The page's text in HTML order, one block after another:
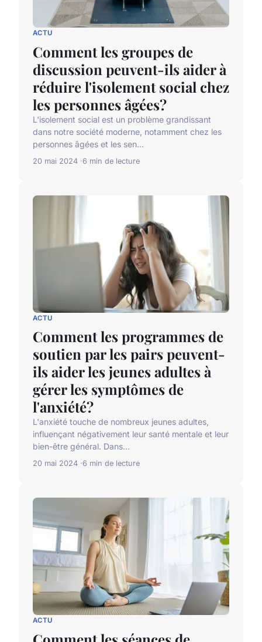
ACTU
Comment les groupes de
discussion peuvent-ils aider à
réduire l'isolement social chez
les personnes âgées?
L'isolement social est un problème grandissant
dans notre société moderne, notamment chez les
personnes âgées et les sen...
20 mai 2024 6 min de lecture
ACTU
Comment les programmes de
soutien par les pairs peuvent-
ils aider les jeunes adultes à
gérer les symptômes de
l'anxiété?
L'anxiété touche de nombreux jeunes adultes,
influençant négativement leur santé mentale et leur
bien-être général. Dans...
20 mai 2024 6 min de lecture
ACTU